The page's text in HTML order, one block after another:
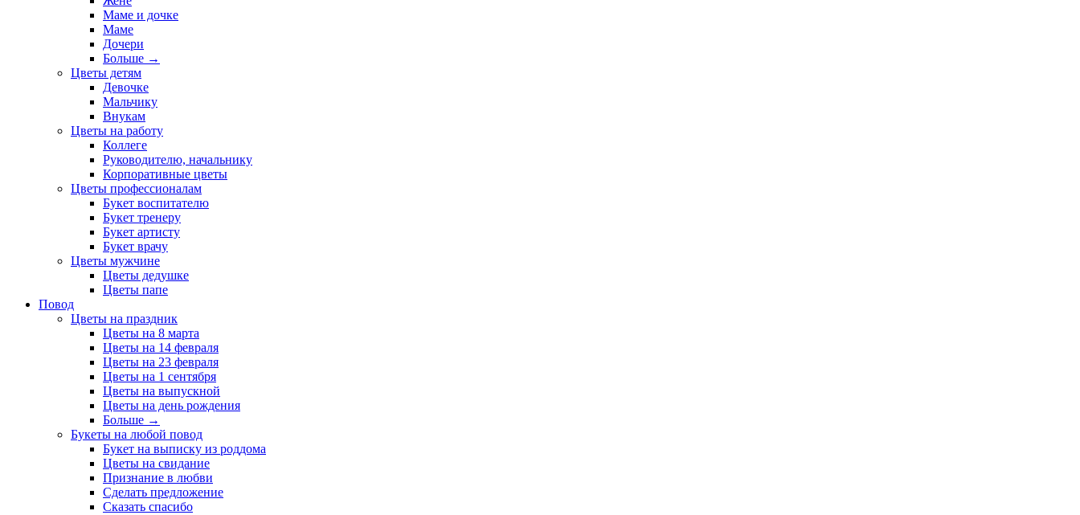
Маме и дочке
Маме
Дочери
Больше →
Цветы детям
Девочке
Мальчику
Внукам
Цветы на работу
Коллеге
Руководителю, начальнику
Корпоративные цветы
Цветы профессионалам
Букет воспитателю
Букет тренеру
Букет артисту
Букет врачу
Цветы мужчине
Цветы дедушке
Цветы папе
Повод
Цветы на праздник
Цветы на 8 марта
Цветы на 14 февраля
Цветы на 23 февраля
Цветы на 1 сентября
Цветы на выпускной
Цветы на день рождения
Больше →
Букеты на любой повод
Букет на выписку из роддома
Цветы на свидание
Признание в любви
Сделать предложение
Сказать спасибо